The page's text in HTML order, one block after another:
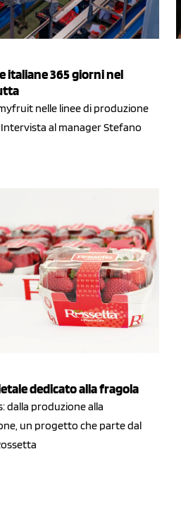
italiane 365 giorni nel
nelle linee di produzione
al manager Stefano
dedicato alla fragola
dalla produzione alla
un progetto che parte dal